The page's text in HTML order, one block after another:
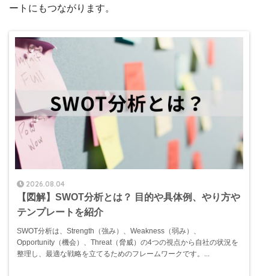
ートにもつながります。
2026.08.04
【図解】SWOT分析とは？ 目的や具体例、やり方や
テンプレートを紹介
SWOT分析は、Strength（強み）、Weakness（弱み）、
Opportunity（機会）、Threat（脅威）の4つの視点から自社の状況を
整理し、最適な戦略を立てるためのフレームワークです。...